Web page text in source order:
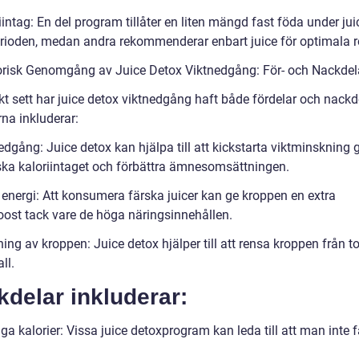
En del program tillåter en liten mängd fast föda under
medan andra rekommenderar enbart juice för optimala
Genomgång av Juice Detox Viktnedgång: För- och
sett har juice detox viktnedgång haft både fördelar och
inkluderar:
Juice detox kan hjälpa till att kickstarta viktminskning
kaloriintaget och förbättra ämnesomsättningen.
Att konsumera färska juicer kan ge kroppen en extra
tack vare de höga näringsinnehållen.
av kroppen: Juice detox hjälper till att rensa kroppen från
inkluderar:
kalorier: Vissa juice detoxprogram kan leda till att man inte